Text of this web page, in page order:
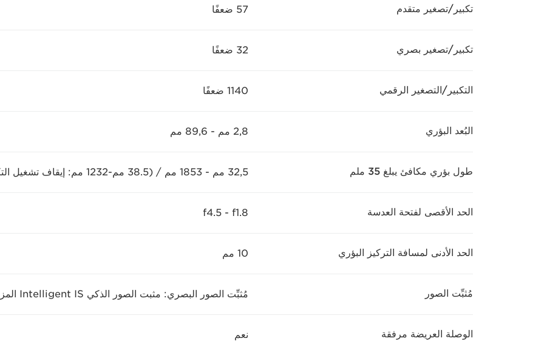
تكبير/تصغير متقدم 57 ضعفًا
تكبير/تصغير بصري 32 ضعفًا
التكبير/التصغير الرقمي 1140 ضعفًا
البُعد البؤري 2,8 مم - 89,6 مم
طول بؤري مكافئ يبلغ 35 ملم 32,5 مم - 1853 مم / (38.5 مم-1232 مم: إيقاف تشغيل التكبير/التصغير المتقدم)
الحد الأقصى لفتحة العدسة f1.8‏ - f4.5
الحد الأدنى لمسافة التركيز البؤري 10 مم
مُثبِّت الصور مُثبِّت الصور البصري: مثبت الصور الذكي Intelligent IS المزود بالوضع الديناميكي المتقدم
الوصلة العريضة مرفقة نعم